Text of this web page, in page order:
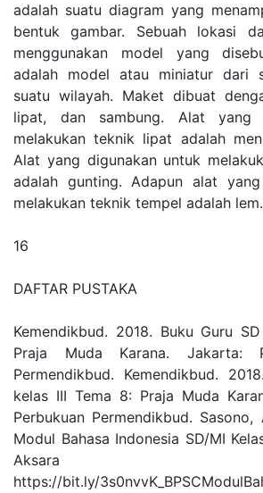
adalah suatu diagram yang
bentuk gambar. Sebuah lokasi
menggunakan model yang
adalah model atau miniatur dari
suatu wilayah. Maket dibuat
lipat, dan sambung. Alat yang
melakukan teknik lipat adalah
Alat yang digunakan untuk
adalah gunting. Adapun alat
melakukan teknik tempel adalah lem.
16
DAFTAR PUSTAKA
Kemendikbud. 2018. Buku Guru
Praja Muda Karana. Jakarta:
Permendikbud. Kemendikbud.
kelas III Tema 8: Praja Muda
Perbukuan Permendikbud. Sasono,
Modul Bahasa Indonesia SD/MI
Aksara
https://bit.ly/